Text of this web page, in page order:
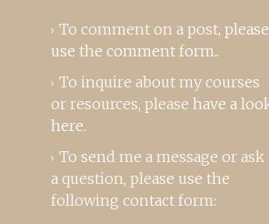
To comment on a post, please
use the comment form..
To inquire about my courses
or resources, please have a
here.
To send me a message or ask
a question, please use the
following contact form: